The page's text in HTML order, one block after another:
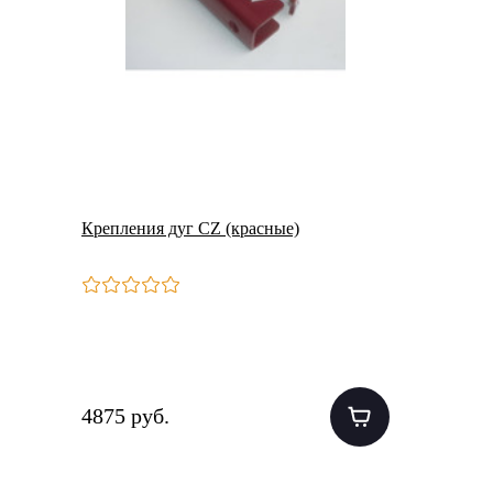
Крепления дуг CZ (красные)
4875 руб.